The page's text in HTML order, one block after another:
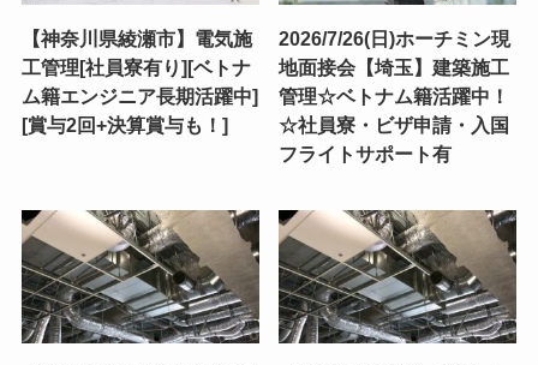
【神奈川県綾瀬市】電気施
工管理[社員寮有り][ベトナ
ム籍エンジニア長期活躍中]
[賞与2回+決算賞与も！]
2026/7/26(日)ホーチミン現
地面接会【埼玉】建築施工
管理☆ベトナム籍活躍中！
☆社員寮・ビザ申請・入国
フライトサポート有